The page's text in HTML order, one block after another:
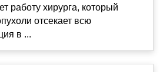
работу хирурга, который
отсекает всю
в ...